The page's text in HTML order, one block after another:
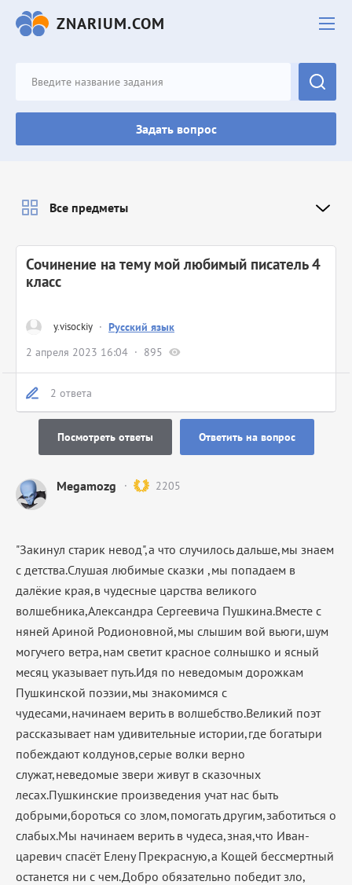
ZNARIUM.COM
Задать вопрос
y.visockiy · Русский язык
2 апреля 2023 16:04
895
Сочинение на тему мой любимый писатель 4
класс
2 ответа
Посмотреть ответы Ответить на вопрос
Megamozg 2205
"Закинул старик невод",а что случилось дальше,мы знаем
с детства.Слушая любимые сказки ,мы попадаем в
далёкие края,в чудесные царства великого
волшебника,Александра Сергеевича Пушкина.Вместе с
няней Ариной Родионовной,мы слышим вой вьюги,шум
могучего ветра,нам светит красное солнышко и ясный
месяц указывает путь.Идя по неведомым дорожкам
Пушкинской поэзии,мы знакомимся с
чудесами,начинаем верить в волшебство.Великий поэт
рассказывает нам удивительные истории,где богатыри
побеждают колдунов,серые волки верно
служат,неведомые звери живут в сказочных
лесах.Пушкинские произведения учат нас быть
добрыми,бороться со злом,помогать другим,заботиться о
слабых.Мы начинаем верить в чудеса,зная,что Иван-
царевич спасёт Елену Прекрасную,а Кощей бессмертный
останется ни с чем.Добро обязательно победит зло,
Все предметы